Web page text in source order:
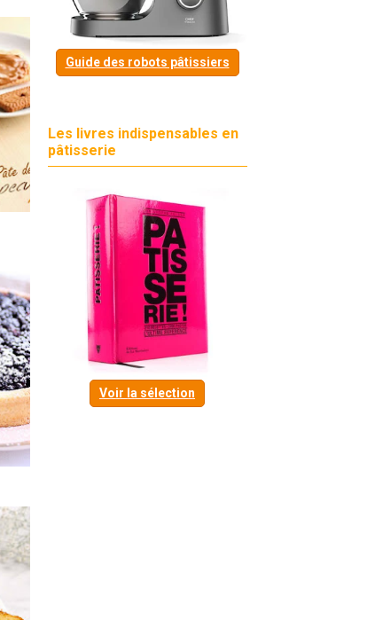
Guide des robots pâtissiers
Les livres indispensables en
pâtisserie
Voir la sélection